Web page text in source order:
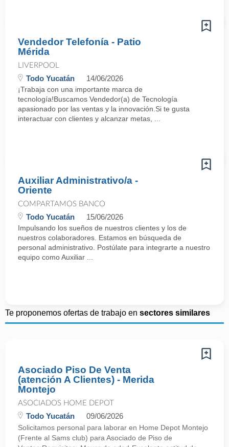
Vendedor Telefonía - Patio
Mérida
LIVERPOOL
Todo Yucatán 14/06/2026
¡Trabaja con una importante marca de
tecnología!Buscamos Vendedor(a) de Tecnología
apasionado por las ventas y la innovación.Si te gusta
interactuar con clientes y alcanzar metas, ...
Auxiliar Administrativo/a -
Oriente
COMPARTAMOS BANCO
Todo Yucatán 15/06/2026
Impulsando los sueños de nuestros clientes y los de
nuestros colaboradores. Estamos en búsqueda de
personal administrativo. Postúlate para integrarte a nuestro
equipo como Auxiliar ...
Te proponemos ofertas de trabajo en sectores similares
Asociado Piso De Venta
(atención A Clientes) - Merida
Montejo
ASOCIADOS HOME DEPOT
Todo Yucatán 09/06/2026
Solicitamos personal para laborar en Home Depot Montejo
(Frente al Sams club) para Asociado de Piso de